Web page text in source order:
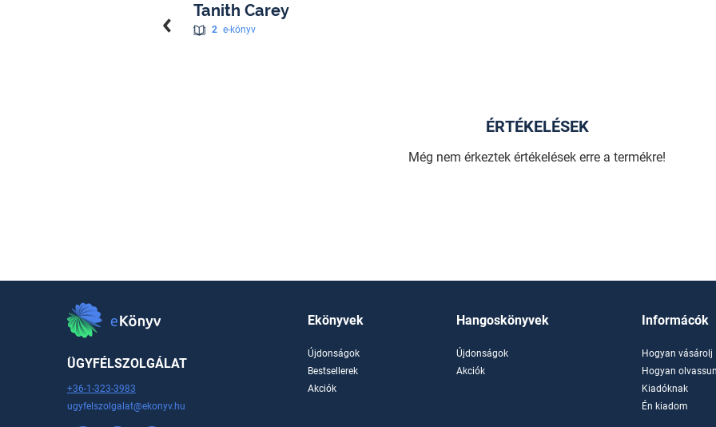
Tanith Carey
2 e-könyv
ÉRTÉKELÉSEK
Még nem érkeztek értékelések erre a termékre!
ÜGYFÉLSZOLGÁLAT
+36-1-323-3983
ugyfelszolgalat@ekonyv.hu
Ekönyvek
Újdonságok
Bestsellerek
Akciók
Hangoskönyvek
Újdonságok
Akciók
Informácók
Hogyan vásárolj
Hogyan
Kiadóknak
Én kiadom